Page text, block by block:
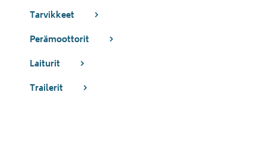
Tarvikkeet
Perämoottorit
Laiturit
Trailerit